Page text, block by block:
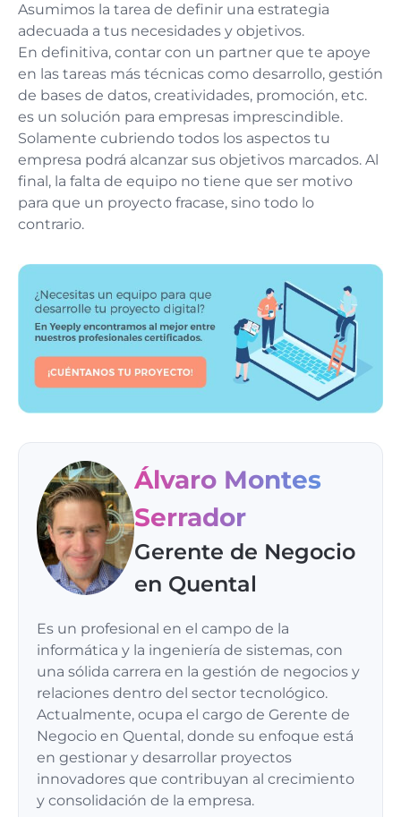
Asumimos la tarea de definir una estrategia
adecuada a tus necesidades y objetivos.
En definitiva, contar con un partner que te apoye
en las tareas más técnicas como desarrollo, gestión
de bases de datos, creatividades, promoción, etc.
es un solución para empresas imprescindible.
Solamente cubriendo todos los aspectos tu
empresa podrá alcanzar sus objetivos marcados. Al
final, la falta de equipo no tiene que ser motivo
para que un proyecto fracase, sino todo lo
contrario.
Álvaro Montes
Serrador
Gerente de Negocio
en Quental
Es un profesional en el campo de la
informática y la ingeniería de sistemas, con
una sólida carrera en la gestión de negocios y
relaciones dentro del sector tecnológico.
Actualmente, ocupa el cargo de Gerente de
Negocio en Quental, donde su enfoque está
en gestionar y desarrollar proyectos
innovadores que contribuyan al crecimiento
y consolidación de la empresa.